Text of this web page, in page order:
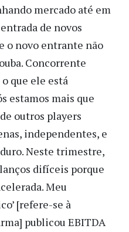
mercado até em
de novos
o novo entrante não
Concorrente
que ele está
estamos mais que
outros players
independentes, e
Neste trimestre,
difíceis porque
Meu
[refere-se à
publicou EBITDA